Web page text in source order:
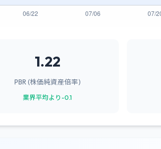
1.22
PBR (株価純資産倍率)
業界平均より-0.1